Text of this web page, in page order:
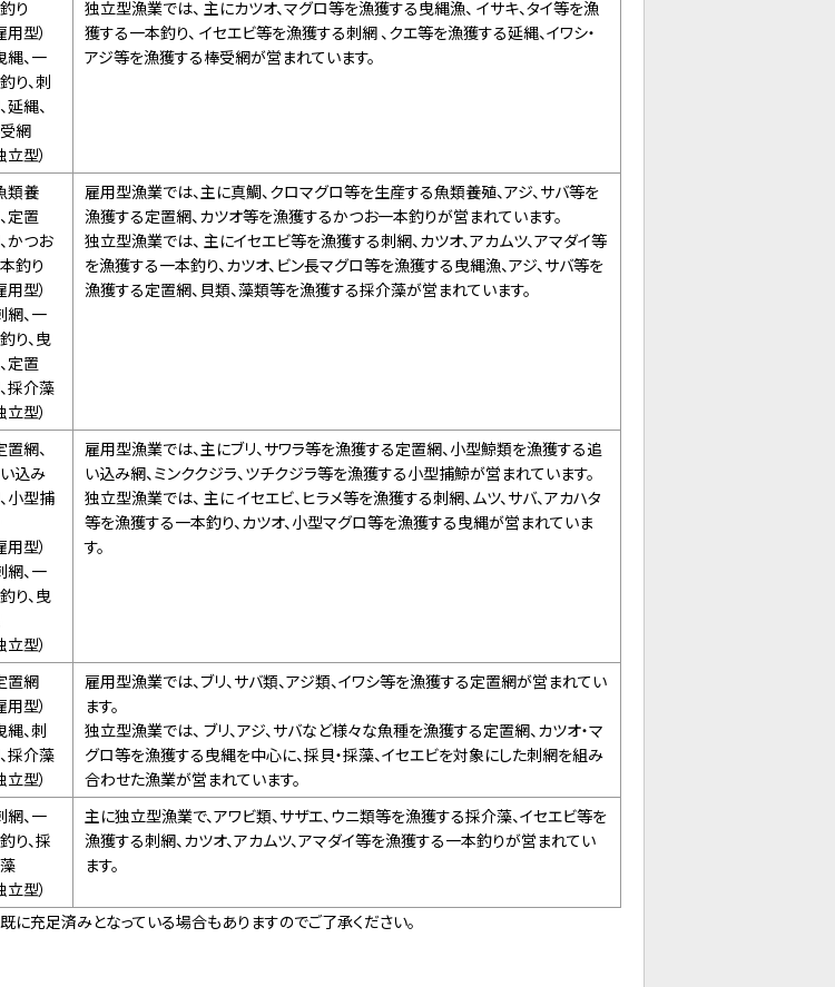
り
用型）
縄、一
り、刺
延縄、
網
立型）
独立型漁業では、 主にカツオ、マグロ等を漁獲する曳縄漁、 イサキ、タイ等を漁
獲する一本釣り、 イセエビ等を漁獲する刺網 、クエ等を漁獲する延縄、イワシ・
アジ等を漁獲する棒受網が営まれています。
類養
定置
かつお
釣り
用型）
網、一
り、曳
定置
採介藻
立型）
雇用型漁業では、主に真鯛、クロマグロ等を生産する魚類養殖、アジ、サバ等を
漁獲する定置網、カツオ等を漁獲するかつお一本釣りが営まれています。
独立型漁業では、 主にイセエビ等を漁獲する刺網、カツオ、アカムツ、アマダイ等
を漁獲する一本釣り、カツオ、ビン長マグロ等を漁獲する曳縄漁、アジ、サバ等を
漁獲する定置網、貝類、藻類等を漁獲する採介藻が営まれています。
置網、
込み
小型捕
用型）
網、一
り、曳
立型）
雇用型漁業では、主にブリ、サワラ等を漁獲する定置網、小型鯨類を漁獲する追
い込み網、ミンククジラ、ツチクジラ等を漁獲する小型捕鯨が営まれています。
独立型漁業では、 主に イセエビ、ヒラメ等を漁獲する刺網、ムツ、サバ、アカハタ
等を漁獲する一本釣り、カツオ、小型マグロ等を漁獲する曳縄が営まれていま
す。
置網
用型）
縄、刺
採介藻
立型）
雇用型漁業では、ブリ、サバ類、アジ類、イワシ等を漁獲する定置網が営まれてい
ます。
独立型漁業では、 ブリ、アジ、サバなど様々な魚種を漁獲する定置網、カツオ・マ
グロ等を漁獲する曳縄を中心に、採貝・採藻、イセエビを対象にした刺網を組み
合わせた漁業が営まれています。
網、一
り、採
立型）
主に独立型漁業で、アワビ類、サザエ、ウニ類等を漁獲する採介藻、イセエビ等を
漁獲する刺網、カツオ、アカムツ、アマダイ等を漁獲する一本釣りが営まれてい
ます。
に充足済みとなっている場合もありますのでご了承ください。